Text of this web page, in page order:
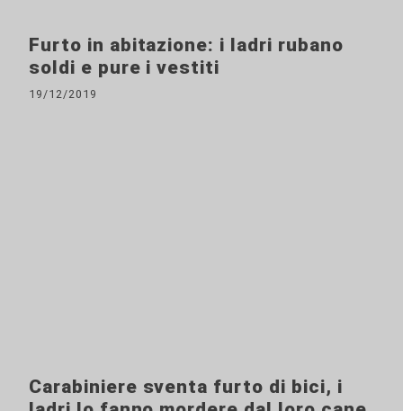
Furto in abitazione: i ladri rubano
soldi e pure i vestiti
19/12/2019
Carabiniere sventa furto di bici, i